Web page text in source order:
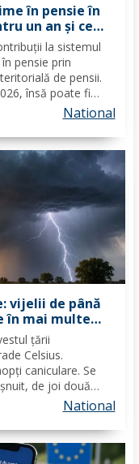
în pensie în
un an și ce
la sistemul
pensie prin
de pensii.
însă poate fi
de lege. Costul
National
vijelii de până
în mai multe
ţării
Celsius.
caniculare. Se
de joi două
timp în mare
unul de...
National